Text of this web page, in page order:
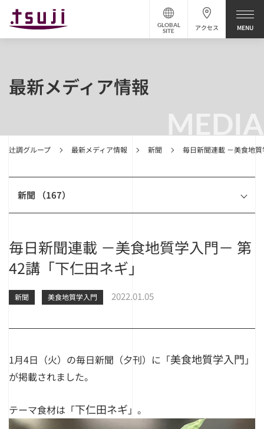
アクセス
GLOBAL
SITE
MEDIA
辻調グループ 最新メディア情報 新聞 毎日新聞連載 －美食地
最新メディア情報
新聞 （167）
毎日新聞連載 －美食地質学入門－ 第
42講「下仁田ネギ」
新聞 美食地質学入門 2022.01.05
1月4日（火）の毎日新聞（夕刊）に 「美食地質学入門 」
が掲載されました。
テーマ食材は 「下仁田ネギ 」 。